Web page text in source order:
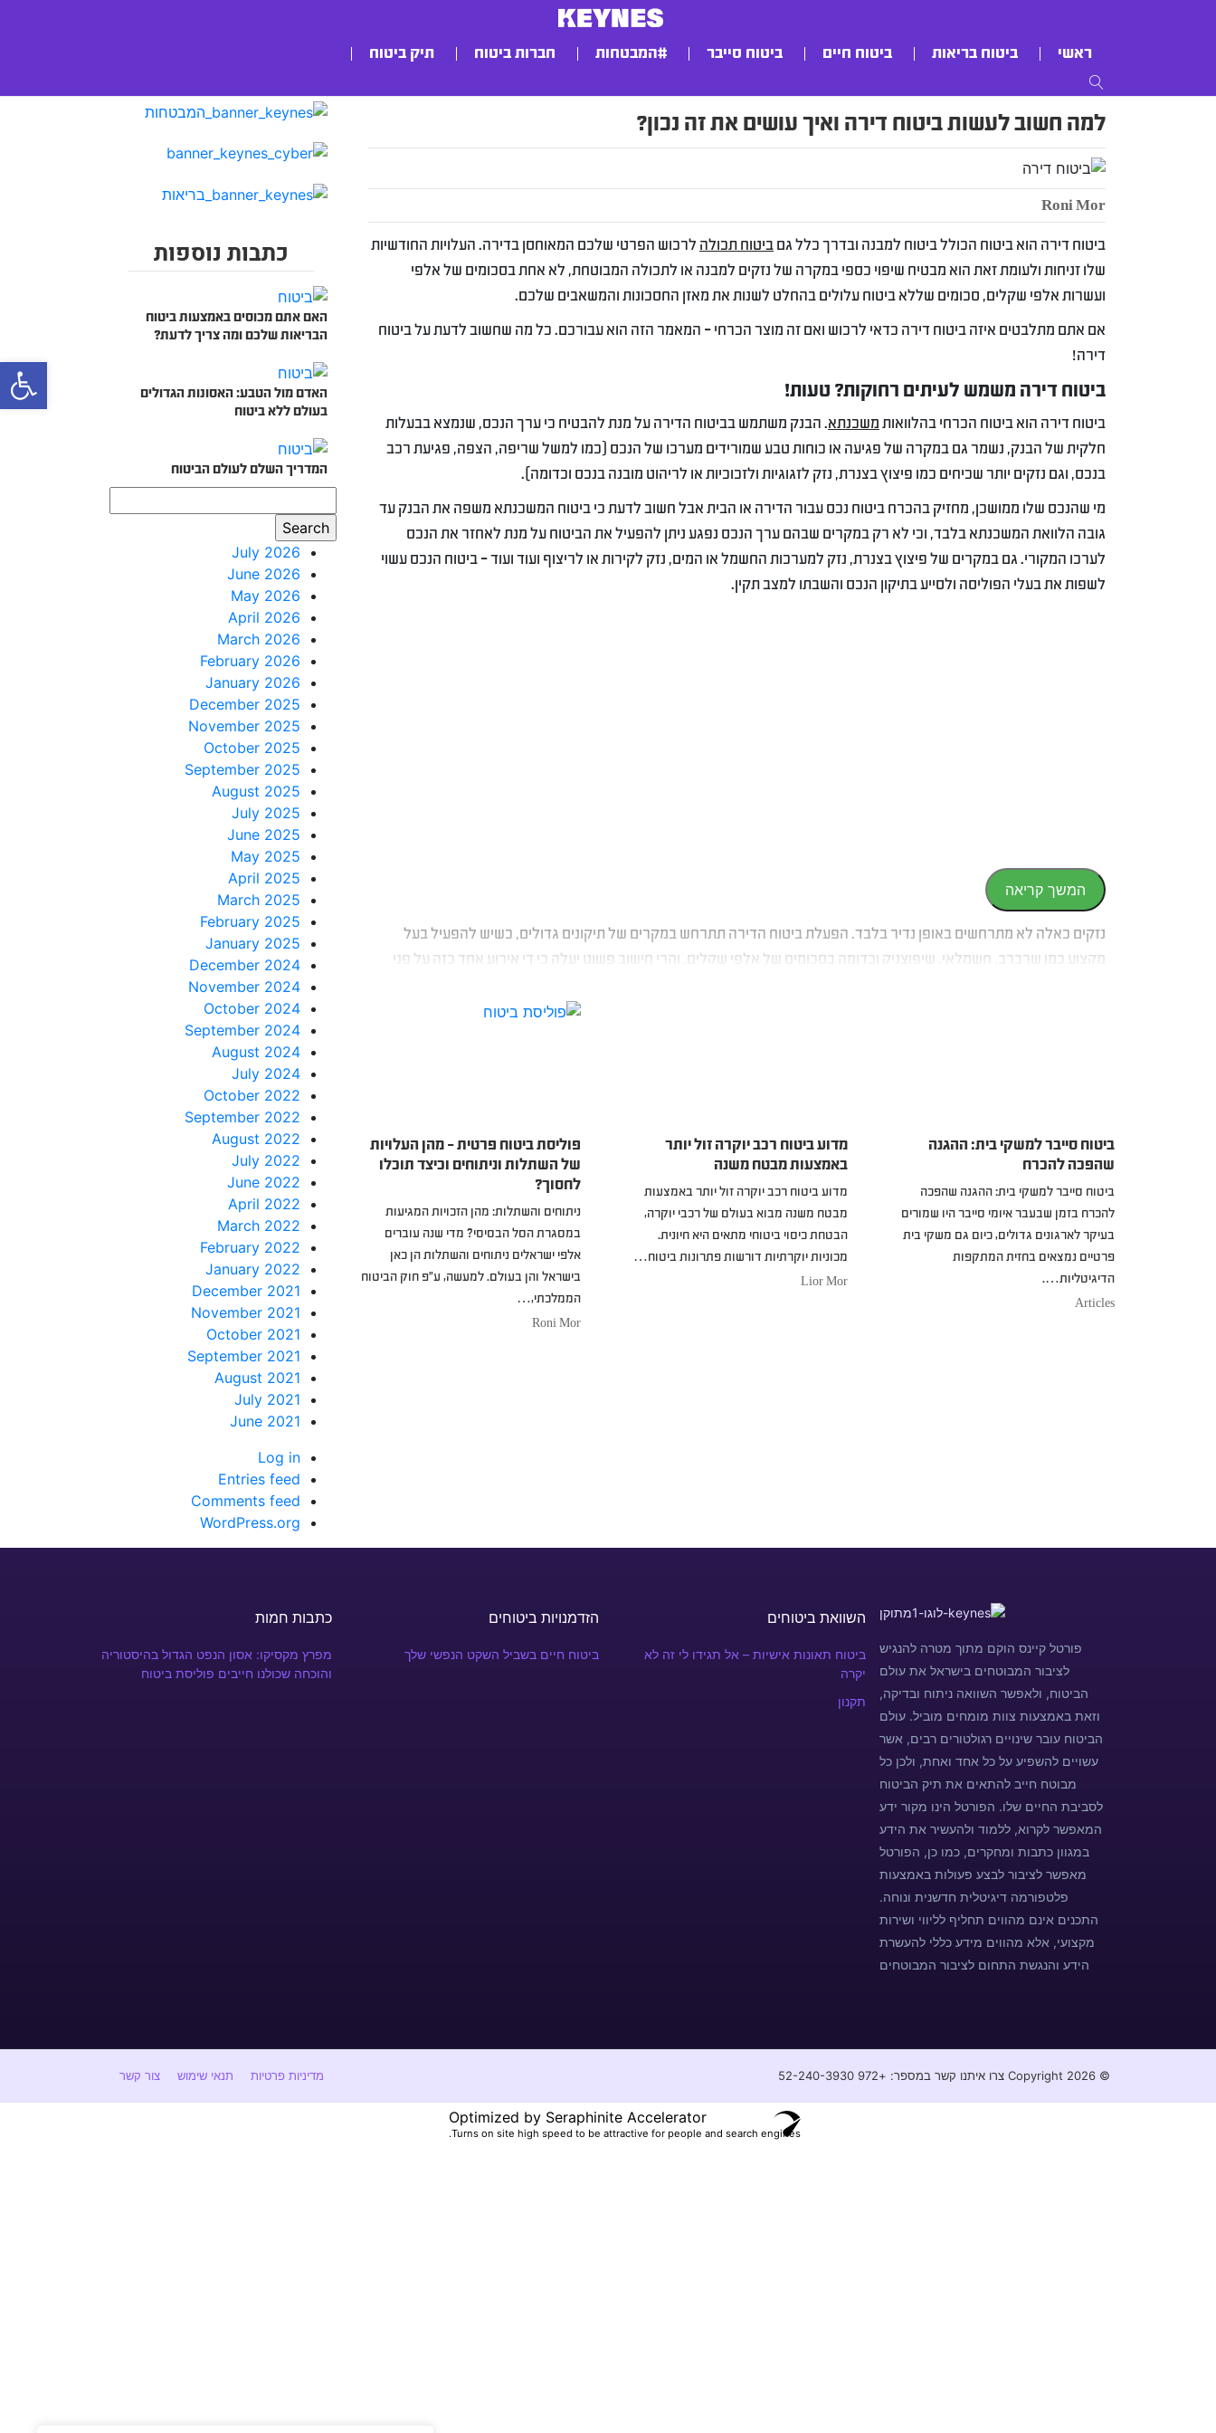
ראשי ביטוח בריאות ביטוח חיים ביטוח סייבר #המבטחות חברות ביטוח תיק ביטוח
למה חשוב לעשות ביטוח דירה ואיך עושים את זה נכון?
Roni Mor
ביטוח דירה הוא ביטוח הכולל ביטוח למבנה ובדרך כלל גם ביטוח תכולה לרכוש הפרטי שלכם המאוחסן בדירה. העלויות החודשיות
שלו זניחות ולעומת זאת הוא מבטיח שיפוי כספי במקרה של נזקים למבנה או לתכולה המבוטחת, לא אחת בסכומים של אלפי
ועשרות אלפי שקלים, סכומים שללא ביטוח עלולים בהחלט לשנות את מאזן החסכונות והמשאבים שלכם.
אם אתם מתלבטים איזה ביטוח דירה כדאי לרכוש ואם זה מוצר הכרחי – המאמר הזה הוא עבורכם. כל מה שחשוב לדעת על ביטוח
דירה!
ביטוח דירה משמש לעיתים רחוקות? טעות!
ביטוח דירה הוא ביטוח הכרחי בהלוואות משכנתא. הבנק משתמש בביטוח הדירה על מנת להבטיח כי ערך הנכס, שנמצא בבעלות
חלקית של הבנק, נשמר גם במקרה של פגיעה או כוחות טבע שמורידים מערכו של הנכס (כמו למשל שריפה, הצפה, פגיעת רכב
בנכס, וגם נזקים יותר שכיחים כמו פיצוץ בצנרת, נזק לזגוגיות ולזכוכיות או לריהוט מובנה בנכס וכדומה).
מי שהנכס שלו ממושכן, מחזיק בהכרח ביטוח נכס עבור הדירה או הבית אבל חשוב לדעת כי ביטוח המשכנתא משפה את הבנק עד
גובה הלוואת המשכנתא בלבד, וכי לא רק במקרים שבהם ערך הנכס נפגע ניתן להפעיל את הביטוח על מנת לאחזר את הנכס
לערכו המקורי. גם במקרים של פיצוץ בצנרת, נזק למערכות החשמל או המים, נזק לקירות או לריצוף ועוד ועוד – ביטוח הנכס עשוי
לשפות את בעלי הפוליסה ולסייע בתיקון הנכס והשבתו למצב תקין.
המשך קריאה
נזקים כאלה לא מתרחשים באופן נדיר בלבד. הפעלת ביטוח הדירה תתרחש במקרים של תיקונים גדולים, כשיש להפעיל בעל
מקצוע כמו שרברב, חשמלאי, שיפוצניק וכדומה בסכומים של אלפי שקלים, והרי חישוב פשוט יעלה כי די אירוע אחד כזה על פני
ביטוח סייבר למשקי בית: ההגנה
שהפכה להכרח
ביטוח סייבר למשקי בית: ההגנה שהפכה
להכרח בזמן שבעבר איומי סייבר היו שמורים
בעיקר לארגונים גדולים, כיום גם משקי בית
פרטיים נמצאים בחזית המתקפות
הדיגיטליות….
Articles
מדוע ביטוח רכב יוקרה זול יותר
באמצעות מבטח משנה
מדוע ביטוח רכב יוקרה זול יותר באמצעות
מבטח משנה מבוא בעולם של רכבי יוקרה,
הבטחת כיסוי ביטוחי מתאים היא חיונית.
מכוניות יוקרתיות דורשות פתרונות ביטוח…
Lior Mor
פוליסת ביטוח פרטית – מהן העלויות
של השתלות וניתוחים וכיצד תוכלו
לחסוך?
ניתוחים והשתלות: מהן הזכויות המגיעות
במסגרת הסל הבסיסי? מדי שנה עוברים
אלפי ישראלים ניתוחים והשתלות הן כאן
בישראל והן בעולם. למעשה, ע”פ חוק הביטוח
הממלכתי,…
Roni Mor
כתבות נוספות
האם אתם מכוסים באמצעות ביטוח
הבריאות שלכם ומה צריך לדעת?
האדם מול הטבע: האסונות הגדולים
בעולם ללא ביטוח
המדריך השלם לעולם הביטוח
July 2026
June 2026
May 2026
April 2026
March 2026
February 2026
January 2026
December 2025
November 2025
October 2025
September 2025
August 2025
July 2025
June 2025
May 2025
April 2025
March 2025
February 2025
January 2025
December 2024
November 2024
October 2024
September 2024
August 2024
July 2024
October 2022
September 2022
August 2022
July 2022
June 2022
April 2022
March 2022
February 2022
January 2022
December 2021
November 2021
October 2021
September 2021
August 2021
July 2021
June 2021
Log in
Entries feed
Comments feed
WordPress.org
פורטל קיינס הוקם מתוך מטרה להנגיש
לציבור המבוטחים בישראל את עולם
הביטוח, ולאפשר השוואה ניתוח ובדיקה,
וזאת באמצעות צוות מומחים מוביל. עולם
הביטוח עובר שינויים רגולטורים רבים, אשר
עשויים להשפיע על כל אחד ואחת, ולכן כל
מבוטח חייב להתאים את תיק הביטוח
לסביבת החיים שלו. הפורטל הינו מקור ידע
המאפשר לקרוא, ללמוד ולהעשיר את הידע
במגוון כתבות ומחקרים, כמו כן, הפורטל
מאפשר לציבור לבצע פעולות באמצעות
פלטפורמה דיגיטלית חדשנית ונוחה.
התכנים אינם מהווים תחליף לליווי ושירות
מקצועי, אלא מהווים מידע כללי להעשרת
הידע והנגשת התחום לציבור המבוטחים
השוואת ביטוחים
ביטוח תאונות אישיות – אל תגידו לי זה לא
יקרה
תקנון
הזדמנויות ביטוחים
ביטוח חיים בשביל השקט הנפשי שלך
כתבות חמות
מפרץ מקסיקו: אסון הנפט הגדול בהיסטוריה
והוכחה שכולנו חייבים פוליסת ביטוח
© Copyright 2026 צרו איתנו קשר במספר: +972 52-240-3930⁩ מדיניות פרטיות תנאי שימוש צור קשר
Optimized by Seraphinite Accelerator
Turns on site high speed to be attractive for people and search engines.